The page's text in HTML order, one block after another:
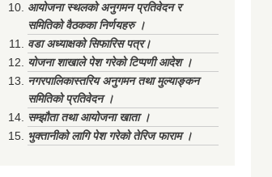
आयोजना स्थलको अनुगमन प्रतिवेदन र
समितिको वैठकका निर्णयहरु ।
वडा अध्याक्षको सिफारिस पत्र।
योजना शाखाले पेश गरेको टिप्पणी आदेश ।
नगरपालिकास्तरिय अनुगमन तथा मुल्याङ्कन
समितिको प्रतिवेदन ।
सम्झौता तथा आयोजना खाता ।
भुक्तानीको लागि पेश गरेको तेरिज फाराम ।